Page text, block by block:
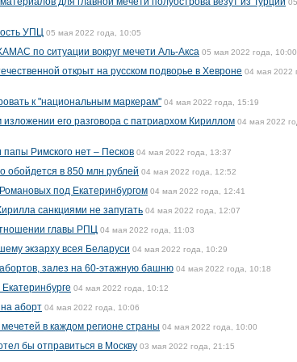
УПЦ 05 мая 2022 года, 10:05
по ситуации вокруг мечети Аль-Акса 05 мая 2022 года, 10:00
открыт на русском подворье в Хевроне 04 мая 2022
к "национальным маркерам" 04 мая 2022 года, 15:19
его разговора с патриархом Кириллом 04 мая 2022
папы Римского нет – Песков 04 мая 2022 года, 13:37
обойдется в 850 млн рублей 04 мая 2022 года, 12:52
под Екатеринбургом 04 мая 2022 года, 12:41
санкциями не запугать 04 мая 2022 года, 12:07
главы РПЦ 04 мая 2022 года, 11:03
экзарху всея Беларуси 04 мая 2022 года, 10:29
залез на 60-этажную башню 04 мая 2022 года, 10:18
04 мая 2022 года, 10:12
аборт 04 мая 2022 года, 10:06
в каждом регионе страны 04 мая 2022 года, 10:00
бы отправиться в Москву 03 мая 2022 года, 21:15